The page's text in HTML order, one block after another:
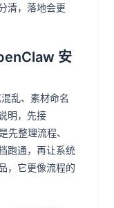
清，落地会更
安
乱、素材命名
明，先接
先整理流程、
跑通，再让系统
，它更像流程的